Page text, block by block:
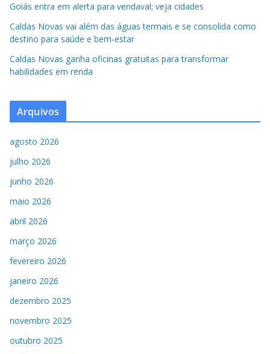
Goiás entra em alerta para vendaval; veja cidades
Caldas Novas vai além das águas termais e se consolida como
destino para saúde e bem-estar
Caldas Novas ganha oficinas gratuitas para transformar
habilidades em renda
Arquivos
agosto 2026
julho 2026
junho 2026
maio 2026
abril 2026
março 2026
fevereiro 2026
janeiro 2026
dezembro 2025
novembro 2025
outubro 2025